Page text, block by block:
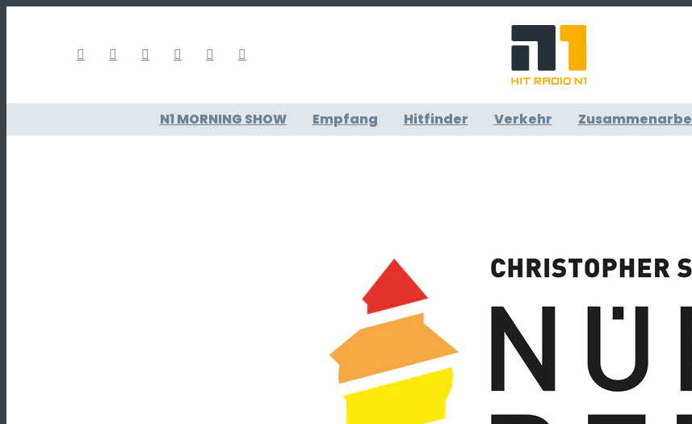
N1 MORNING SHOW Empfang Hitfinder Verkehr